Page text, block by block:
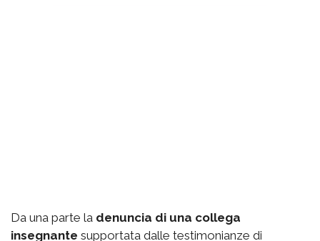
Da una parte la denuncia di una collega
insegnante supportata dalle testimonianze di